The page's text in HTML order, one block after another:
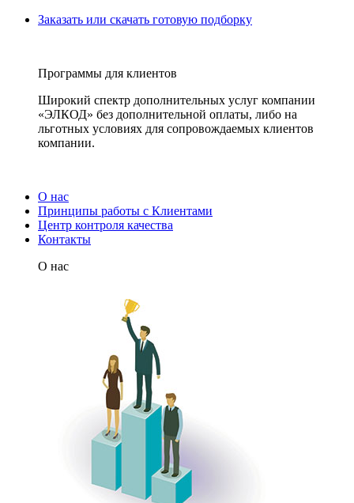
Заказать или скачать готовую подборку
Программы для клиентов
Широкий спектр дополнительных услуг компании
«ЭЛКОД» без дополнительной оплаты, либо на
льготных условиях для сопровождаемых клиентов
компании.
О нас
Принципы работы с Клиентами
Центр контроля качества
Контакты
О нас